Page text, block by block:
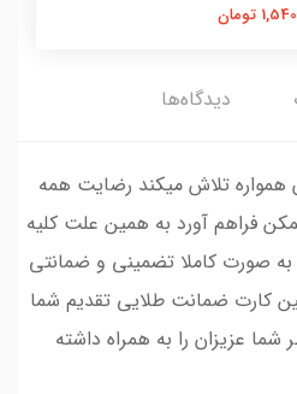
تومان
دیدگاه‌ها
همواره تلاش میکند رضایت همه
فراهم آورد به همین علت کلیه
صورت کاملا تضمینی و ضمانتی
کارت ضمانت طلایی تقدیم شما
عزیزان را به همراه داشته